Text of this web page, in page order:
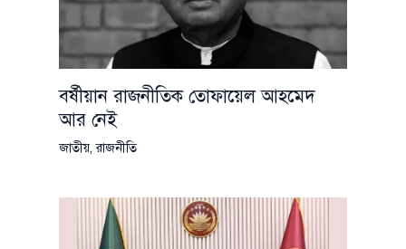
বর্ষীয়ান রাজনীতিক তোফায়েল আহমেদ
আর নেই
জাতীয়,রাজনীতি